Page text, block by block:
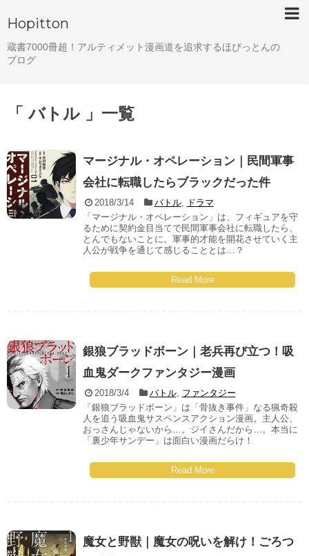
Hopitton
蔵書7000冊超！アルティメット漫画道を追求するほぴっとんの
ブログ
「 バトル 」一覧
マージナル・オペレーション｜民間軍事
会社に転職したらブラックだった件
2018/3/14 バトル, ドラマ
「マージナル・オペレーション」は、フィギュアを守
るために契約金目当てで民間軍事会社に転職したら、
とんでもないことに。軍事的才能を開花させていく主
人公が戦争を通じて感じることとは…？
Read More
銀狼ブラッドボーン｜老兵再び立つ！吸
血鬼ダークファンタジー漫画
2018/3/4 バトル, ファンタジー
「銀狼ブラッドボーン」は「骨抜き事件」なる猟奇殺
人を追う吸血鬼サスペンスアクション漫画。主人公、
おっさんじゃないから…。ジイさんだから…。本当に
「裏少年サンデー」は面白い漫画だらけ！
Read More
魔女と野獣｜魔女の呪いを解け！ごろつ